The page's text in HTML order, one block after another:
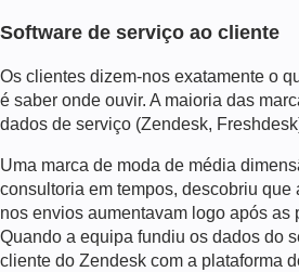
Software de serviço ao cliente
Os clientes dizem-nos exatamente o
é saber onde ouvir. A maioria das
dados de serviço (Zendesk,
Uma marca de moda de média
consultoria em tempos, descobriu que
nos envios aumentavam logo após as
Quando a equipa fundiu os dados do
cliente do Zendesk com a plataforma